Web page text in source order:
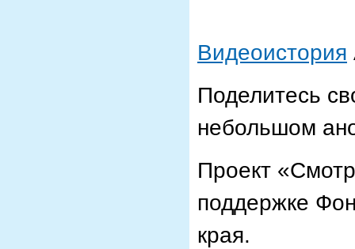
Видеоистория
Поделитесь
небольшом
Проект
поддержке
края.